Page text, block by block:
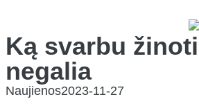
Ką svarbu
negalia
Naujienos2023-11-27